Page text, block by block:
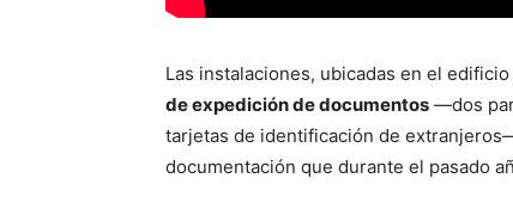
Las instalaciones, ubicadas en el
de expedición de documentos —dos
tarjetas de identificación de
documentación que durante el pasado